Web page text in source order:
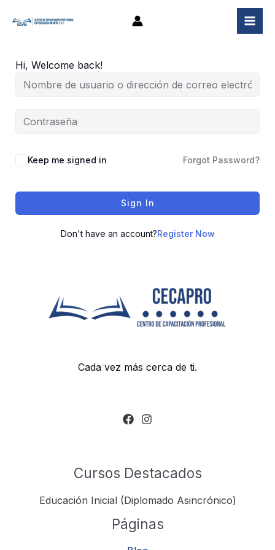
Hi, Welcome back!
Keep me signed in Forgot Password?
Sign In
Don't have an account?Register Now
Cada vez más cerca de ti.
Cursos Destacados
Educación Inicial (Diplomado Asincrónico)
Páginas